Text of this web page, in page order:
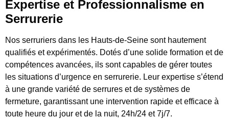
Expertise et Professionnalisme en
Serrurerie
Nos serruriers dans les Hauts-de-Seine sont hautement
qualifiés et expérimentés. Dotés d’une solide formation et de
compétences avancées, ils sont capables de gérer toutes
les situations d’urgence en serrurerie. Leur expertise s’étend
à une grande variété de serrures et de systèmes de
fermeture, garantissant une intervention rapide et efficace à
toute heure du jour et de la nuit, 24h/24 et 7j/7.